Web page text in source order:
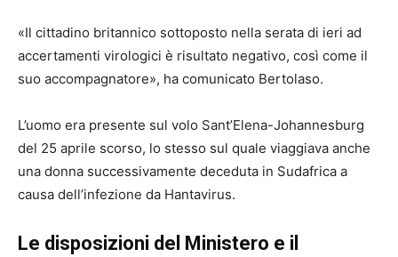
«Il cittadino britannico sottoposto nella serata di ieri ad
accertamenti virologici è risultato negativo, così come il
suo accompagnatore», ha comunicato Bertolaso.
L’uomo era presente sul volo Sant’Elena-Johannesburg
del 25 aprile scorso, lo stesso sul quale viaggiava anche
una donna successivamente deceduta in Sudafrica a
causa dell’infezione da Hantavirus.
Le disposizioni del Ministero e il